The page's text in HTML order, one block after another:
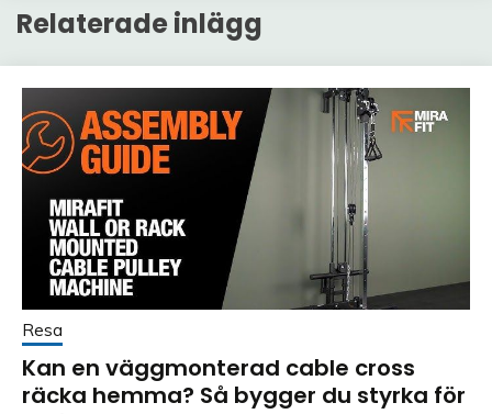
Relaterade inlägg
Resa
Kan en väggmonterad cable cross
räcka hemma? Så bygger du styrka för